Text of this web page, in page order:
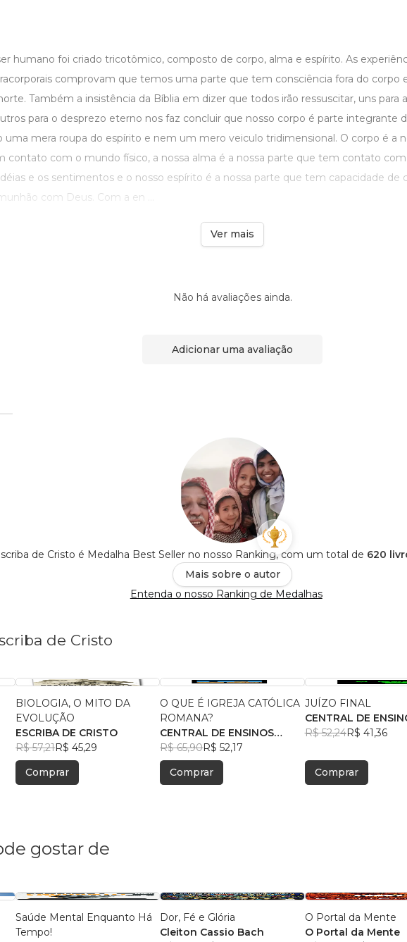
humano foi criado tricotômico, composto de corpo, alma e espírito. As
comprovam que temos uma parte que tem consciência fora do corpo
Também a insistência da Bíblia em dizer que todos irão ressuscitar, uns para
para o desprezo eterno nos faz concluir que nosso corpo é parte integrante
uma mera roupa do espírito e nem um mero veiculo tridimensional. O corpo é a
contato com o mundo físico, a nossa alma é a nossa parte que tem contato com
e os sentimentos e o nosso espírito é a nossa parte que tem capacidade de
com Deus. Com a en ...
Ver mais
Não há avaliações ainda.
Adicionar uma avaliação
de Cristo é Medalha Best Seller no nosso Ranking, com um total de 620
Mais sobre o autor
Entenda o nosso Ranking de Medalhas
de Cristo
BIOLOGIA, O MITO DA
EVOLUÇÃO
ESCRIBA DE CRISTO
R$ 57,21R$ 45,29
Comprar
O QUE É IGREJA CATÓLICA
ROMANA?
CENTRAL DE ENSINOS
BÍBLICOS
R$ 65,90R$ 52,17
Comprar
JUÍZO FINAL
CENTRAL DE
BÍBLICOS
R$ 52,24R$ 41,36
Comprar
gostar de
Saúde Mental Enquanto Há
Tempo!
Dor, Fé e Glória
Cleiton Cassio Bach
O Portal da Mente
O Portal da Mente